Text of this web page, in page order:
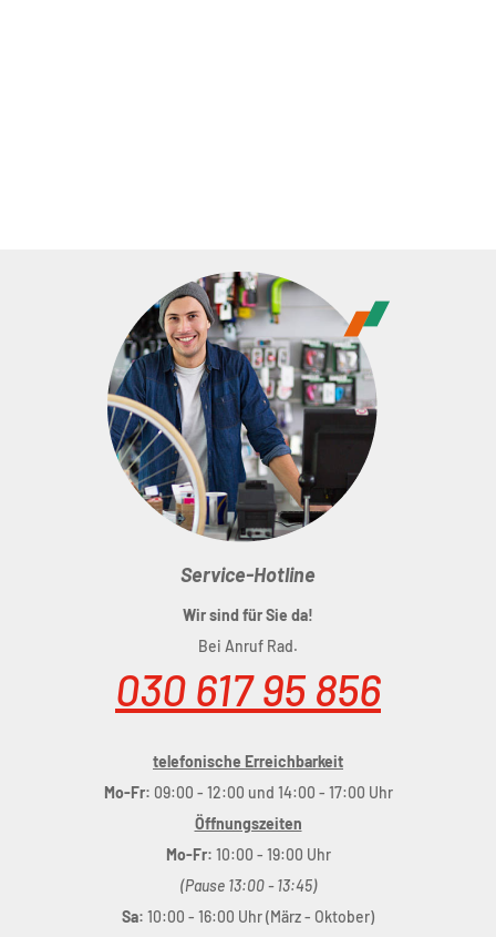
Service-Hotline
Wir sind für Sie da!
Bei Anruf Rad.
030 617 95 856
telefonische Erreichbarkeit
Mo-Fr: 09:00 - 12:00 und 14:00 - 17:00 Uhr
Öffnungszeiten
Mo-Fr: 10:00 - 19:00 Uhr
(Pause 13:00 - 13:45)
Sa: 10:00 - 16:00 Uhr (März - Oktober)